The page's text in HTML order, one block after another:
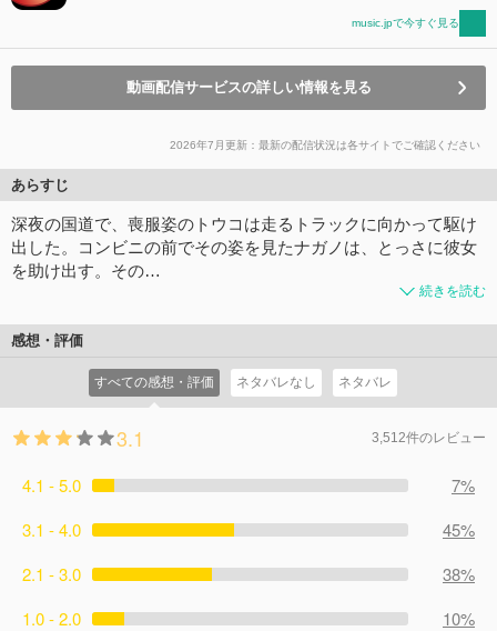
music.jpで今すぐ見る
動画配信サービスの詳しい情報を見る
2026年7月更新：最新の配信状況は各サイトでご確認ください
あらすじ
深夜の国道で、喪服姿のトウコは走るトラックに向かって駆け
出した。コンビニの前でその姿を見たナガノは、とっさに彼女
を助け出す。その…
続きを読む
感想・評価
すべての感想・評価 ネタバレなし ネタバレ
3.1 3,512件のレビュー
4.1 - 5.0
7%
3.1 - 4.0
45%
2.1 - 3.0
38%
1.0 - 2.0
10%